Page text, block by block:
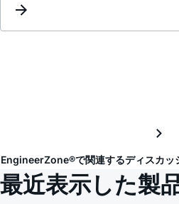
EngineerZone®で関連するディスカッ
最近表示した製